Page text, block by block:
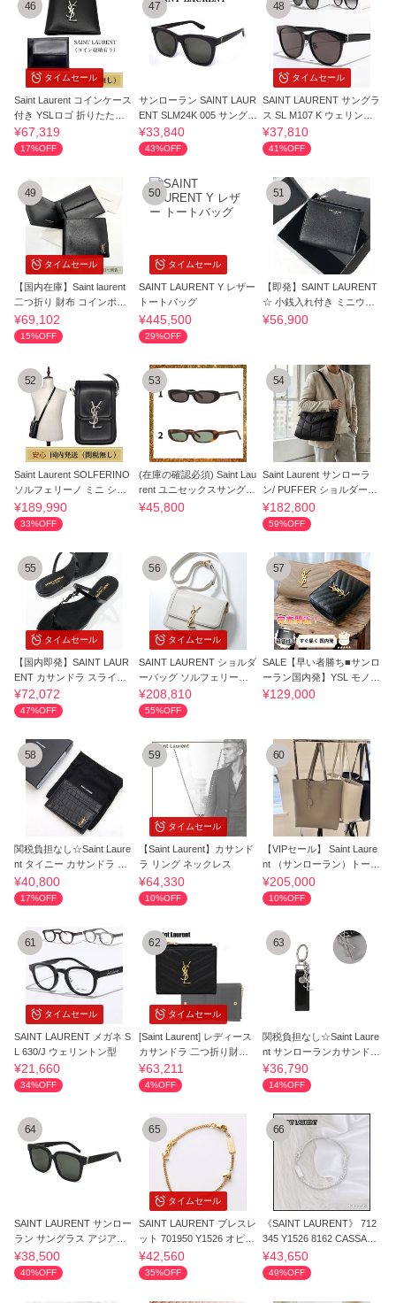
タイムセール
46
Saint Laurent コインケース
付き YSLロゴ 折りたたみ
財布
¥67,319
17%OFF
47
サンローラン SAINT LAUR
ENT SLM24K 005 サングラ
ス
¥33,840
43%OFF
タイムセール
48
SAINT LAURENT サングラ
ス SL M107 K ウェリント
ン型
¥37,810
41%OFF
タイムセール
49
【国内在庫】Saint laurent
二つ折り 財布 コインポケ
ット付き
¥69,102
15%OFF
タイムセール
50
SAINT LAURENT Y レザー
トートバッグ
¥445,500
29%OFF
51
【即発】SAINT LAURENT
☆ 小銭入れ付き ミニウォ
レット ブラック
¥56,900
52
Saint Laurent SOLFERINO
ソルフェリーノ ミニ ショ
ルダーバッグ
¥189,990
33%OFF
53
(在庫の確認必須) Saint Lau
rent ユニセックスサングラ
ス
¥45,800
54
Saint Laurent サンローラ
ン/ PUFFER ショルダーバ
ッグ
¥182,800
59%OFF
タイムセール
55
【国内即発】SAINT LAUR
ENT カサンドラ スライド
パテントレザー
¥72,072
47%OFF
タイムセール
56
SAINT LAURENT ショルダ
ーバッグ ソルフェリーノ 6
34306 0SX0W
¥208,810
55%OFF
57
SALE【早い者勝ち■サンロ
ーラン国内発】YSL モノグ
ラム 財布
¥129,000
58
関税負担なし☆Saint Laure
nt タイニー カサンドラ カ
ードケース
¥40,800
17%OFF
タイムセール
59
【Saint Laurent】カサンド
ラ リング ネックレス
¥64,330
10%OFF
60
【VIPセール】 Saint Laure
nt （サンローラン）トート
バッグ
¥205,000
10%OFF
タイムセール
61
SAINT LAURENT メガネ S
L 630/J ウェリントン型
¥21,660
34%OFF
タイムセール
62
[Saint Laurent] レディース
カサンドラ 二つ折り財布
☆関税込☆
¥63,211
4%OFF
63
関税負担なし☆Saint Laure
nt サンローランカサンドラ
キーリング
¥36,790
14%OFF
64
SAINT LAURENT サンロー
ラン サングラス アジアン
フィットssl091
¥38,500
40%OFF
タイムセール
65
SAINT LAURENT ブレスレ
ット 701950 Y1526 オピウ
ム ハート
¥42,560
35%OFF
66
《SAINT LAURENT》 712
345 Y1526 8162 CASSAND
RE ブレスレット
¥43,650
49%OFF